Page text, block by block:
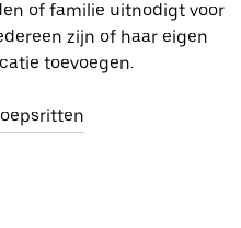
of familie uitnodigt voor
zijn of haar eigen
toevoegen.